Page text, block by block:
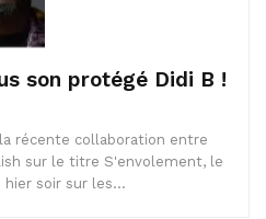
son protégé Didi B !
récente collaboration entre
sur le titre S'envolement, le
hier soir sur les…